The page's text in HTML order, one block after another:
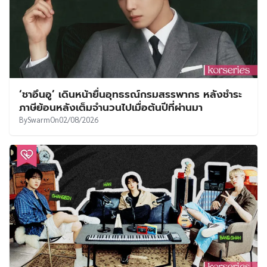
‘ชาอึนอู’ เดินหน้ายื่นอุทธรณ์กรมสรรพากร หลังชำระ
ภาษีย้อนหลังเต็มจำนวนไปเมื่อต้นปีที่ผ่านมา
BySwarmOn02/08/2026